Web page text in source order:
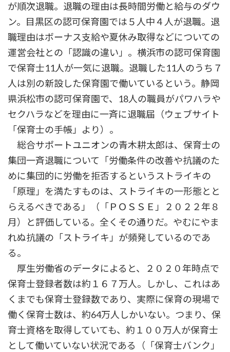
が順次退職。退職の理由は長時間労働と給与のダウ
ン。目黒区の認可保育園では５人中４人が退職。退
職理由はボーナス支給や夏休み取得などについての
運営会社との「認識の違い」。横浜市の認可保育園
で保育士11人が一気に退職。退職した11人のうち７
人は別の新設した保育園で働いているという。静岡
県浜松市の認可保育園で、18人の職員がパワハラや
セクハラなどを理由に一斉に退職届（ウェブサイト
「保育士の手帳」より）。
総合サポートユニオンの青木耕太郎は、保育士の
集団一斉退職について「労働条件の改善や抗議のた
めに集団的に労働を拒否するというストライキの
「原理」を満たすものは、ストライキの一形態とと
らえるべきである」（「ＰＯＳＳＥ」２０２２年８
月）と評価している。全くその通りだ。やむにやま
れぬ抗議の「ストライキ」が頻発しているのであ
る。
厚生労働省のデータによると、２０２０年時点で
保育士登録者数は約１６７万人。しかし、これはあ
くまでも保育士登録数であり、実際に保育の現場で
働く保育士数は、約64万人しかいない。つまり、保
育士資格を取得していても、約１００万人が保育士
として働いていない状況である（「保育士バンク」